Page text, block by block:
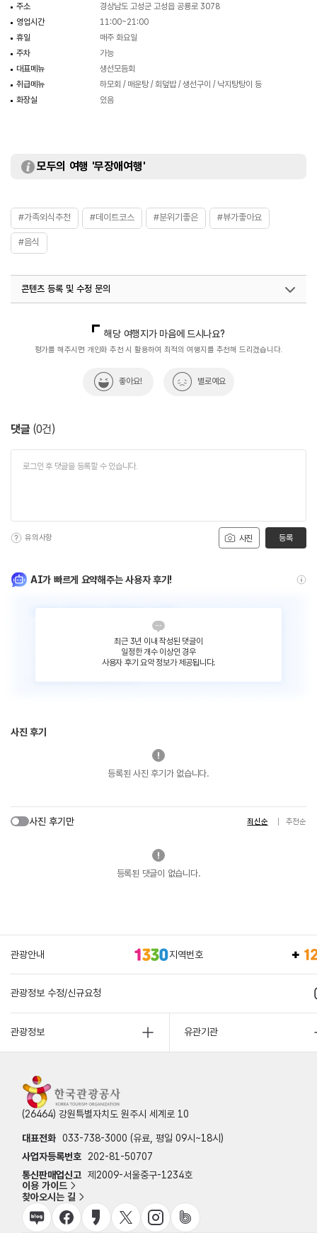
주소
경상남도 고성군 고성읍 공룡로 3078
영업시간
11:00~21:00
휴일
매주 화요일
주차
가능
대표메뉴
생선모듬회
취급메뉴
하모회 / 매운탕 / 회덮밥 / 생선구이 / 낙지탕탕이 등
화장실
있음
모두의 여행 '무장애여행'
#가족외식추천 #데이트코스 #분위기좋은 #뷰가좋아요
#음식
콘텐츠 등록 및 수정 문의
해당 여행지가 마음에 드시나요?
평가를 해주시면 개인화 추천 시 활용하여 최적의 여행지를 추천해 드리겠습니다.
좋아요! 별로예요
댓글 (0건)
사진
유의사항 등록
AI가 빠르게 요약해주는 사용자 후기!
최근 3년 이내 작성된 댓글이
일정한 개수 이상인 경우
사용자 후기 요약 정보가 제공됩니다.
사진 후기
등록된 사진 후기가 없습니다.
사진 후기만 최신순 추천순
등록된 댓글이 없습니다.
관광안내 지역번호
관광정보 수정/신규요청
관광정보 유관기관
(26464) 강원특별자치도 원주시 세계로 10
대표전화 033-738-3000 (유료, 평일 09시~18시)
사업자등록번호
202-81-50707
통신판매업신고 제2009-서울중구-1234호
이용 가이드
찾아오시는 길